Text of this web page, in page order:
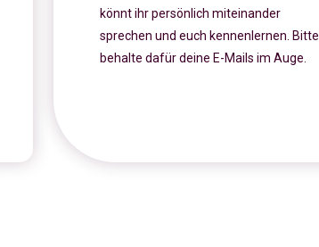
könnt ihr persönlich miteinander
sprechen und euch kennenlernen. Bitte
behalte dafür deine E-Mails im Auge.